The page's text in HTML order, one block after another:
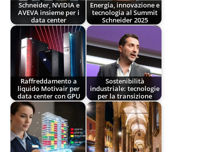
Schneider, NVIDIA e
AVEVA insieme per i
data center
Energia, innovazione e
tecnologia al Summit
Schneider 2025
Raffreddamento a
liquido Motivair per
data center con GPU
Sostenibilità
industriale: tecnologie
per la transizione